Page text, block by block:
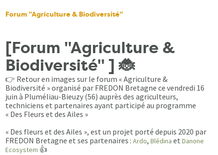
Forum "Agriculture & Biodiversité"
[Forum "Agriculture &
Biodiversité" ] 🐞
👉 Retour en images sur le forum « Agriculture &
Biodiversité » organisé par FREDON Bretagne ce vendredi 16
juin à Pluméliau-Bieuzy (56) auprès des agriculteurs,
techniciens et partenaires ayant participé au programme
« Des Fleurs et des Ailes »
« Des fleurs et des Ailes », est un projet porté depuis 2020 par
FREDON Bretagne et ses partenaires :Ardo,Blédina etDanone
Ecosystem 👍